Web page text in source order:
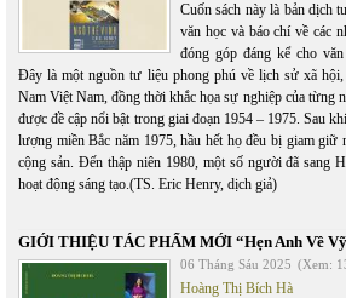
Cuốn sách này là bản dịch
văn học và báo chí về các
đóng góp đáng kể cho
Đây là một nguồn tư liệu phong phú về lịch sử xã
Nam Việt Nam, đồng thời khắc họa sự nghiệp của từng
được đề cập nổi bật trong giai đoạn 1954 – 1975. Sau
lượng miền Bắc năm 1975, hầu hết họ đều bị giam giữ
cộng sản. Đến thập niên 1980, một số người đã sang
hoạt động sáng tạo.(TS. Eric Henry, dịch giả)
GIỚI THIỆU TÁC PHẨM MỚI “Hẹn Anh Về
06 Tháng Sáu 2025 (Xem:
Hoàng Thị Bích Hà